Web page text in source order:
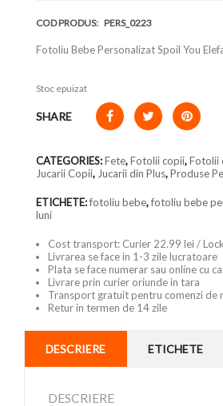
COD PRODUS: PERS_0223
Fotoliu Bebe Personalizat Spoil You
Stoc epuizat
SHARE
CATEGORIES:Fete,Fotolii copii,Fotolii
Jucarii Copii, Jucarii din Plus,Produse
ETICHETE:fotoliu bebe,fotoliu bebe
luni
Cost transport: Curier 22.99 lei /
Livrarea se face in 1-3 zile lucratoare
Plata se face numerar sau online cu
Livrare prin curier oriunde in tara
Transport gratuit pentru comenzi de
Retur in termen de 14 zile
DESCRIERE ETICHETE
DESCRIERE